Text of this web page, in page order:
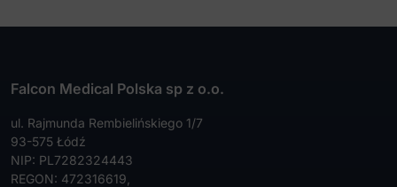
Falcon Medical Polska sp z o.o.
ul. Rajmunda Rembielińskiego 1/7
93-575 Łódź
NIP: PL7282324443
REGON: 472316619,